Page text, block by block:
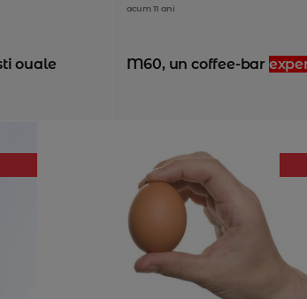
ouale
acum 11 ani
M60, un coffee-bar